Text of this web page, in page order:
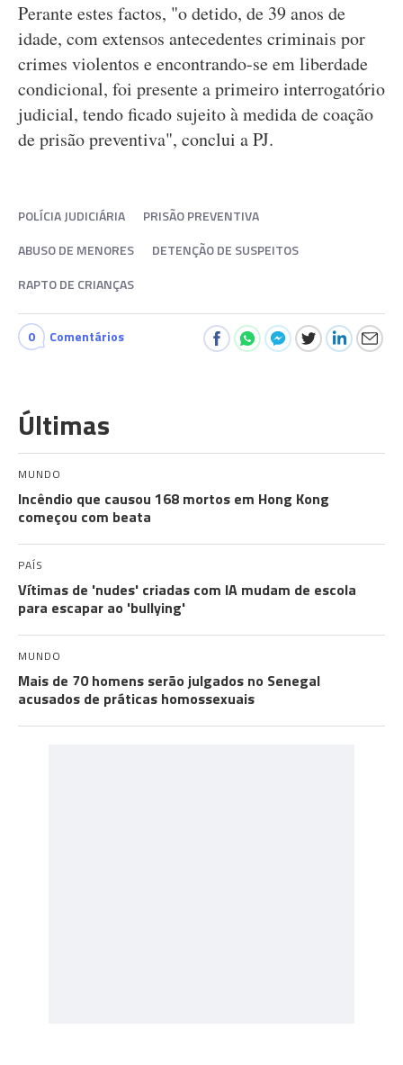
Perante estes factos, "o detido, de 39 anos de
idade, com extensos antecedentes criminais por
crimes violentos e encontrando-se em liberdade
condicional, foi presente a primeiro interrogatório
judicial, tendo ficado sujeito à medida de coação
de prisão preventiva", conclui a PJ.
POLÍCIA JUDICIÁRIA
PRISÃO PREVENTIVA
ABUSO DE MENORES
DETENÇÃO DE SUSPEITOS
RAPTO DE CRIANÇAS
0 Comentários
Últimas
MUNDO
Incêndio que causou 168 mortos em Hong Kong
começou com beata
PAÍS
Vítimas de 'nudes' criadas com IA mudam de escola
para escapar ao 'bullying'
MUNDO
Mais de 70 homens serão julgados no Senegal
acusados de práticas homossexuais